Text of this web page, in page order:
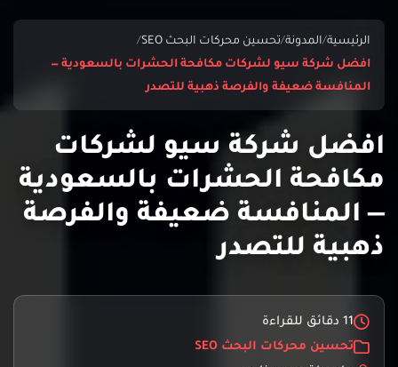
الرئيسية/المدونة/تحسين محركات البحث SEO
/
افضل شركة سيو لشركات مكافحة الحشرات بالسعودية —
المنافسة ضعيفة والفرصة ذهبية للتصدر
افضل شركة سيو لشركات
مكافحة الحشرات بالسعودية
— المنافسة ضعيفة والفرصة
ذهبية للتصدر
11 دقائق للقراءة
تحسين محركات البحث SEO